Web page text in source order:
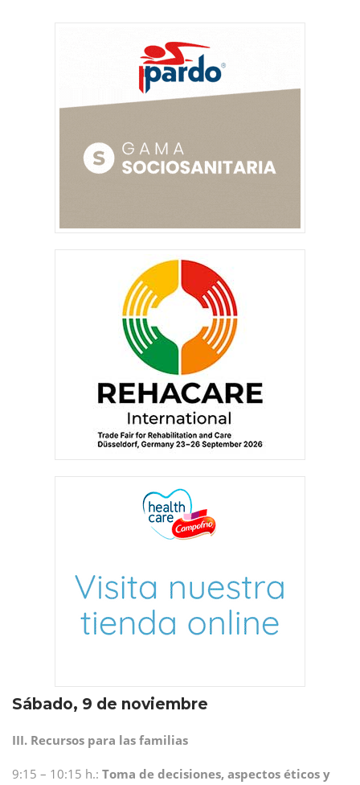
Sábado, 9 de noviembre
III. Recursos para las familias
9:15 – 10:15 h.: Toma de decisiones, aspectos éticos y